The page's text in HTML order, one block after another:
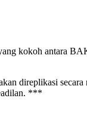
kokoh antara
direplikasi secara
***